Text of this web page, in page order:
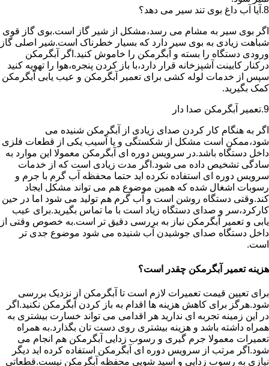
8.آیا آب داغ بوی تند سیر می دهد؟
اگر بوی سیر به مشام می رسد،مشکل از شیر گاز است.بوی گاز قوی
شباهت زیادی به بوی سیر دارد که بسیار خطرناک است.شیر اصلی گاز
ورودی دستگاه را بسته و آبگرمکن را خاموش کنید.اگر آبگرمکن
درکنار کابینت آشپزخانه قرار دارد،با باز کردن پنجره،هوا را تهویه کنید
سپس از خدمات لوله کشی برای تعمیر آبگرمکن و عیب یابی آبگرمکن
کمک بگیرید.
9.تعمیر آبگرمکن صدا دار
اگر به هنگام کار کردن صدای زیادی از آبگرمکن شنیده می
شود،ممکن است مشکل از شکستگی و یا آسیب یکی از قطعات فلزی
داخل دستگاه باشد.در سرویس دوره ای آبگرمکن معمولا این موارد به
سادگی تشخیص داده می شود.اگر مدت زیادی است که از خدمات
سرویس دوره ای استفاده نکرده اید حتما محفظه آب گرم با جرم و
رسوبات اشغال شده که همین موضوع هم می تواند مشکل ایجاد
کند.وقتی دستگاه روشن است و آب گرم هم تولید می شود اما در حین
کارکرد،سر و صدای دستگاه زیاد است با ما تماس بگیرید.برای عیب
یابی و تعمیر آبگرمکن نیاز به بررسی دقیق تر است.به خصوص وقتی از
داخل دستگاه صدای جوشیدن آب شنیده می شود موضوع جدی تر
است.
هزینه تعمیر آبگرمکن چقدر است؟
برای تعیین قیمت تعمیرات لازم است تا آبگرمکن از نزدیک بررسی
شود.هرگز برای کاهش هزینه ها اقدام به باز کردن آبگرمکن نکنید.اگر
در این زمینه تجربه ای ندارید هر اقدامی می تواند خسارت بیشتری به
همراه داشته باشد و هزینه بیشتری روی دست تان بگذارد.به همراه
تعمیرات معمولا جرم گیری و رسوب زدایی آبگرمکن هم انجام می
شود.اگر مرتب از سرویس دوره ای آبگرمکن استفاده کرده اید دیگر
نیازی به رسوب زدایی و اسید شویی محفظه آبگرمکن نیست.قطعاتی